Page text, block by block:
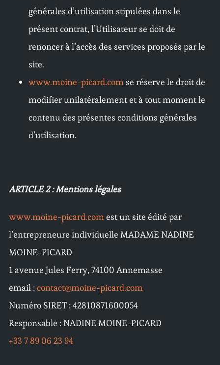
générales d’utilisation stipulées dans le
présent contrat, l’Utilisateur se doit de
renoncer à l’accès des services proposés par le
site.
www.moine-picard.comse réserve le droit de
modifier unilatéralement et à tout moment le
contenu des présentes conditions générales
d’utilisation.
ARTICLE 2 : Mentions légales
www.moine-picard.comest un site édité par
l’entrepreneure individuelle MADAME NADINE
MOINE-PICARD
1 avenue Jules Ferry, 74100 Annemasse
email :contact@moine-picard.com
Numéro SIRET : 42810871600054
Responsable : NADINE MOINE-PICARD
+33 7 89 06 23 94